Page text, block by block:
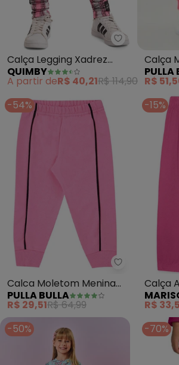
Quimby -
Calça Legging Xadrez
Infantil (Rosa)
QUIMBY
A partir deR$ 40,21R$ 114,90
Calça
PULLA
R$
-54%
Pulla Bulla -
Calca Moletom Menina
(Rosa)
PULLA BULLA
R$ 29,51R$ 64,99
-15%
Calça
R$
-50%
-70%